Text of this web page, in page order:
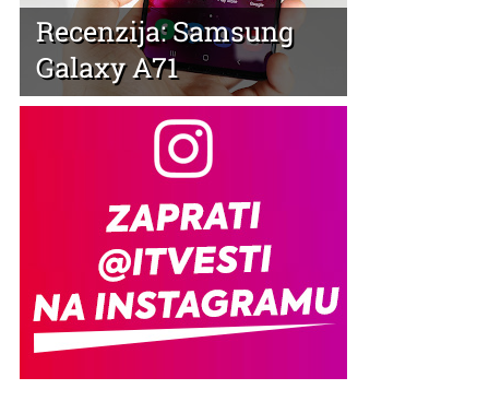
Recenzija: Samsung
Galaxy A71